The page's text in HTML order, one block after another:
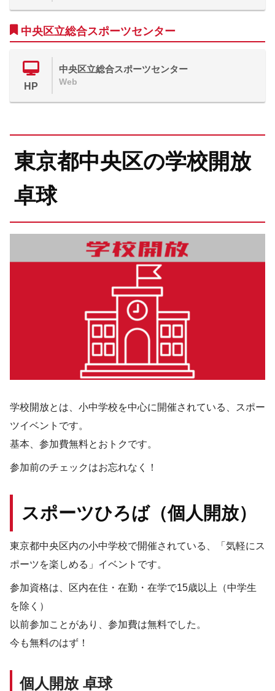
中央区立総合スポーツセンター
HP
中央区立総合スポーツセンター
Web
東京都中央区の学校開放
卓球
学校開放とは、小中学校を中心に開催されている、スポー
ツイベントです。
基本、参加費無料とおトクです。
参加前のチェックはお忘れなく！
スポーツひろば（個人開放）
東京都中央区内の小中学校で開催されている、「気軽にス
ポーツを楽しめる」イベントです。
参加資格は、区内在住・在勤・在学で15歳以上（中学生
を除く）
以前参加ことがあり、参加費は無料でした。
今も無料のはず！
個人開放 卓球